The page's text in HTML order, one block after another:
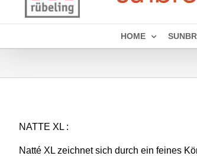
HOME
NATTE XL :
Natté XL zeichnet sich durch ein feines